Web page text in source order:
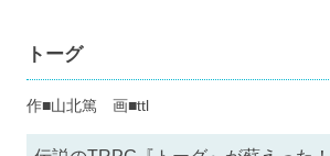
トーグ
作■山北篤 画■ttl